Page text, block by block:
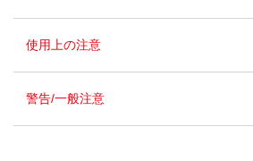
使用上の注意
警告/一般注意